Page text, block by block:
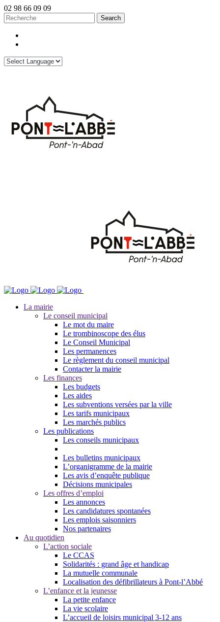
02 98 66 09 09
La mairie
Le conseil municipal
Le mot du maire
Le trombinoscope des élus
Le Conseil Municipal
Les permanences
Le règlement du conseil municipal
Contacter la mairie
Les finances
Les budgets
Les aides
Les subventions versées par la ville
Les tarifs municipaux
Les marchés publics
Les publications
Les conseils municipaux
Les bulletins municipaux
L’organigramme de la mairie
Les avis d’enquête publique
Décisions municipales
Les offres d’emploi
Les annonces
Les candidatures spontanées
Les emplois saisonniers
Nos partenaires
Au quotidien
L’action sociale
Le CCAS
Solidarités : grand âge et handicap
La mutuelle communale
Localisation des défibrillateurs à Pont-l’Abbé
L’enfance et la jeunesse
La petite enfance
La vie scolaire
L’accueil de loisirs municipal 3-12 ans